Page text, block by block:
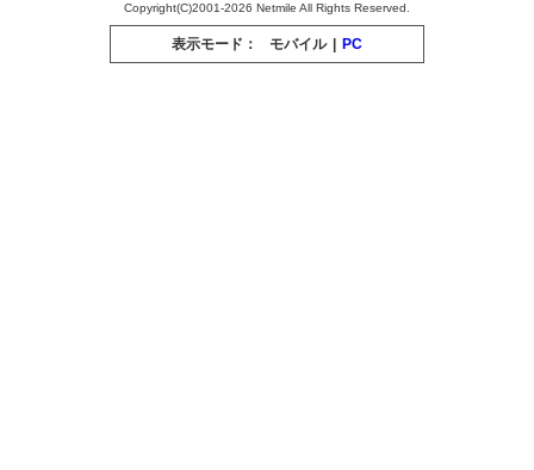
Copyright(C)2001-2026 Netmile All Rights Reserved.
表示モード： モバイル PC